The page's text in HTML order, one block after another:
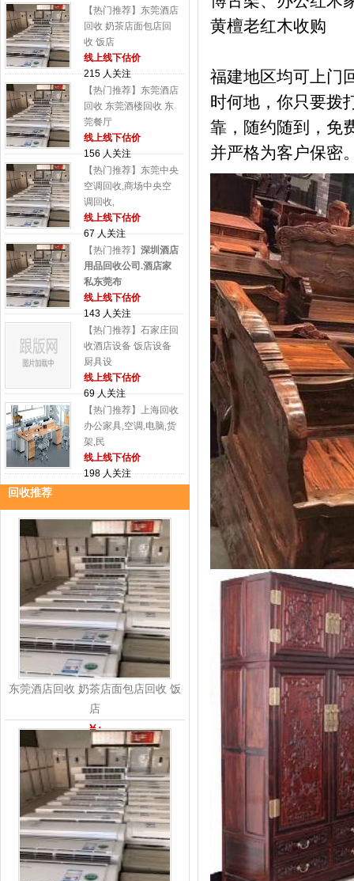
【热门推荐】东莞酒店
回收 奶茶店面包店回
收 饭店
线上线下估价
215 人关注
【热门推荐】东莞酒店
回收 东莞酒楼回收 东
莞餐厅
线上线下估价
156 人关注
【热门推荐】东莞中央
空调回收,商场中央空
调回收,
线上线下估价
67 人关注
【热门推荐】 深圳酒店
用品回收公司.酒店家
私东莞布
线上线下估价
143 人关注
【热门推荐】石家庄回
收酒店设备 饭店设备
厨具设
线上线下估价
69 人关注
【热门推荐】上海回收
办公家具,空调,电脑,货
架,民
线上线下估价
198 人关注
回收推荐
东莞酒店回收 奶茶店面包店回收 饭
店
￥:
黄檀老红木收购
福建地区均可上门
时何地，你只要拨
靠，随约随到，免
并严格为客户保密